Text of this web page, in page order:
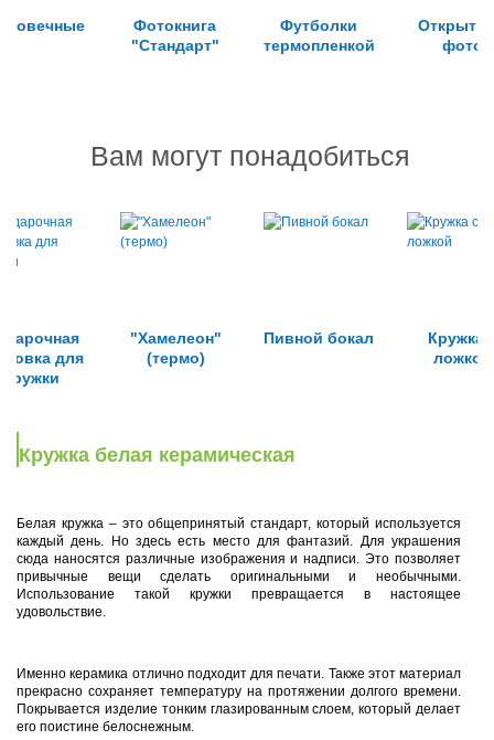
Фотокнига
"Стандарт"
Футболки
термопленкой
фото
Вам могут понадобиться
для
кружки
"Хамелеон"
(термо)
Пивной бокал
Кружка
ложкой
Кружка белая керамическая
Белая кружка – это общепринятый стандарт, который используется
каждый день. Но здесь есть место для фантазий. Для украшения
сюда наносятся различные изображения и надписи. Это позволяет
привычные вещи сделать оригинальными и необычными.
Использование такой кружки превращается в настоящее
удовольствие.
Именно керамика отлично подходит для печати. Также этот материал
прекрасно сохраняет температуру на протяжении долгого времени.
Покрывается изделие тонким глазированным слоем, который делает
его поистине белоснежным.